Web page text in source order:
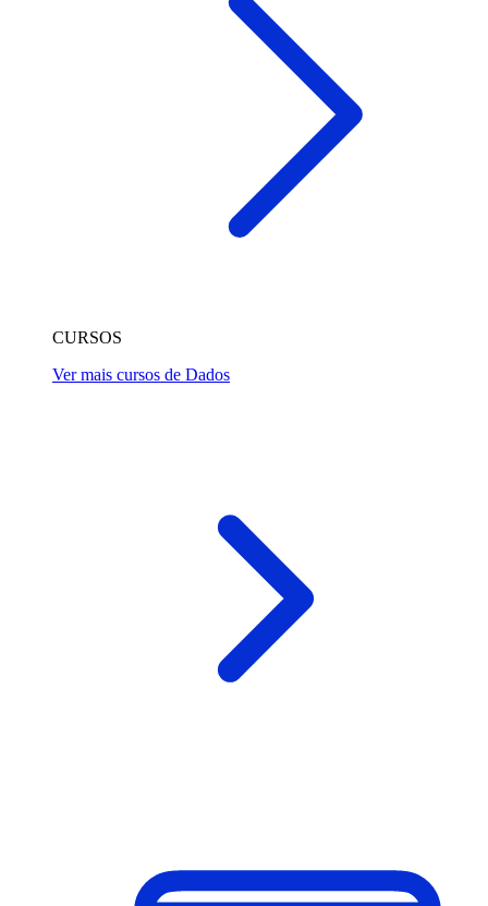
CURSOS
Ver mais cursos de Dados